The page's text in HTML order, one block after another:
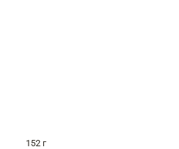
152 г